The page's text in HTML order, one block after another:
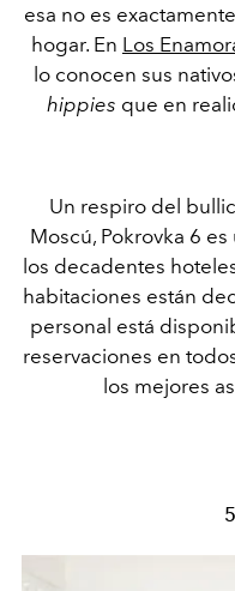
esa no es
hogar. En Los
lo conocen sus
hippies que en
Un respiro del
Moscú, Pokrovka 6
los decadentes
habitaciones están
personal está
reservaciones en
los mejores